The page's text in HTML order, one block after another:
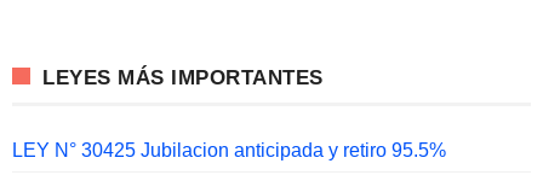
LEYES MÁS IMPORTANTES
LEY N° 30425 Jubilacion anticipada y retiro 95.5%